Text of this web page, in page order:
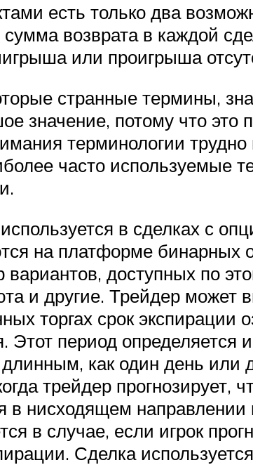
есть только два
возврата в каждой
или проигрыша
странные термины,
значение, потому что
терминологии
часто используемые
в сделках с
на платформе бинарных
доступных по
и другие. Трейдер может
торгах срок экспирации
Этот период
длинным, как один день или
трейдер прогнозирует,
в нисходящем
в случае, если игрок
Сделка